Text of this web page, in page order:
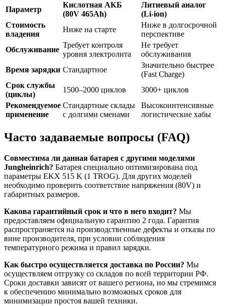
Параметр
Кислотная АКБ
(80V 465Ah)
Литиевый аналог
(Li-ion)
Стоимость
владения
Ниже на старте
Ниже в долгосрочной
перспективе
Обслуживание
Требует контроля
уровня электролита
Не требует
обслуживания
Время зарядки Стандартное
Значительно быстрее
(Fast Charge)
Срок службы
(циклы)
1500–2000 циклов
3000+ циклов
Рекомендуемое
применение
Стандартные склады
с долгими сменами
Высокоинтенсивные
логистические хабы
Часто задаваемые вопросы (FAQ)
Совместима ли данная батарея с другими моделями
Jungheinrich? Батарея специально оптимизирована под
параметры EKX 515 K (1 TROG). Для других моделей
необходимо проверить соответствие напряжения (80V) и
габаритных размеров.
Какова гарантийный срок и что в него входит? Мы
предоставляем официальную гарантию 2 года. Гарантия
распространяется на производственные дефекты и отказы по
вине производителя, при условии соблюдения
температурного режима и правил зарядки.
Как быстро осуществляется доставка по России? Мы
осуществляем отгрузку со складов по всей территории РФ.
Сроки доставки зависят от вашего региона, но мы стремимся
к обеспечению минимально возможных сроков для
минимизации простоя вашей техники.